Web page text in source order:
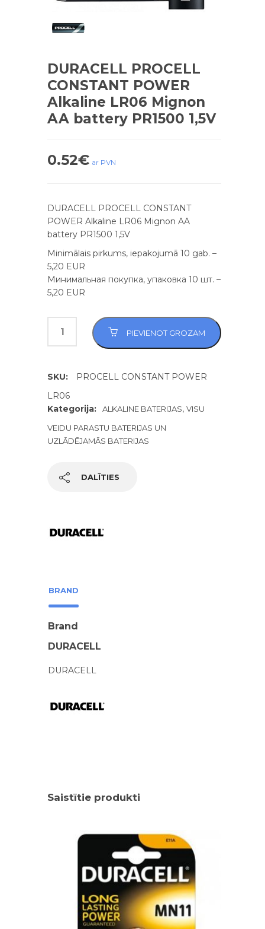
DURACELL PROCELL
CONSTANT POWER
Alkaline LR06 Mignon
AA battery PR1500 1,5V
0.52€ ar PVN
DURACELL PROCELL CONSTANT
POWER Alkaline LR06 Mignon AA
battery PR1500 1,5V
Minimālais pirkums, iepakojumā 10 gab. –
5,20 EUR
Минимальная покупка, упаковка 10 шт. –
5,20 EUR
PIEVIENOT GROZAM
SKU:
PROCELL CONSTANT POWER
LR06
Kategorija:
ALKALINE BATERIJAS, VISU
VEIDU PARASTU BATERIJAS UN
UZLĀDĒJAMĀS BATERIJAS
DALĪTIES
BRAND
Brand
DURACELL
DURACELL
Saistītie produkti